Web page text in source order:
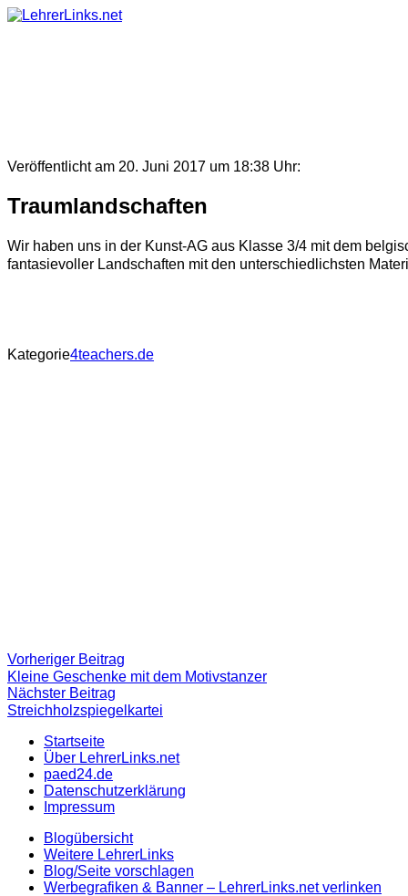
Skip
Veröffentlicht am 20. Juni 2017 um 18:38 Uhr:
Traumlandschaften
Wir haben uns in der Kunst-AG aus Klasse 3/4 mit dem
fantasievoller Landschaften mit den unterschiedlichsten
Kategorie4teachers.de
Beitragsnavigation
Vorheriger Beitrag
Beitrag:
Kleine Geschenke mit dem Motivstanzer
Nächster Beitrag
Beitrag
Streichholzspiegelkartei
Startseite
Über LehrerLinks.net
paed24.de
Datenschutzerklärung
Impressum
Blogübersicht
Weitere LehrerLinks
Blog/Seite vorschlagen
Werbegrafiken & Banner – LehrerLinks.net verlinken